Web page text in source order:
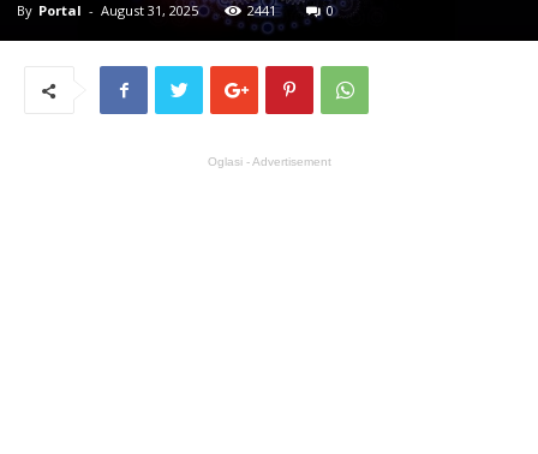
By Portal - August 31, 2025 2441 0
Oglasi - Advertisement